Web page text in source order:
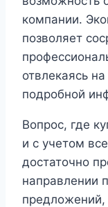
компании.
позволяет
отвлекаясь
подробной
Вопрос, где
и с учетом
достаточно
направлении
предложений,